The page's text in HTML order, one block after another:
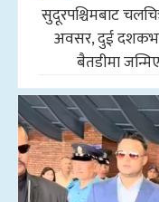
सुदूरपश्चिमबाट
अवसर, दुई
बैतडीमा